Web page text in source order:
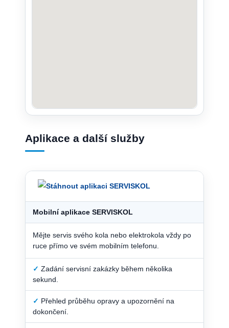
Aplikace a další služby
Mobilní aplikace SERVISKOL
Mějte servis svého kola nebo elektrokola vždy po
ruce přímo ve svém mobilním telefonu.
✓ Zadání servisní zakázky během několika
sekund.
✓ Přehled průběhu opravy a upozornění na
dokončení.